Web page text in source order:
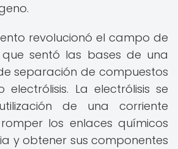
revolucionó el campo de
sentó las bases de una
separación de compuestos
La electrólisis se
de una corriente
los enlaces químicos
y obtener sus componentes